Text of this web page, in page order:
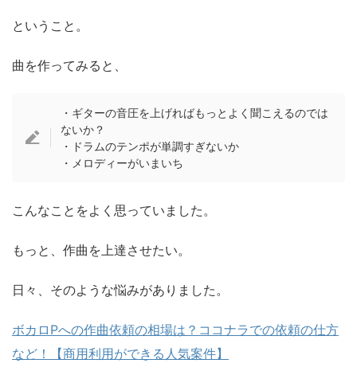
ということ。
曲を作ってみると、
・ギターの音圧を上げればもっとよく聞こえるのでは
ないか？
・ドラムのテンポが単調すぎないか
・メロディーがいまいち
こんなことをよく思っていました。
もっと、作曲を上達させたい。
日々、そのような悩みがありました。
ボカロPへの作曲依頼の相場は？ココナラでの依頼の仕方
など！【商用利用ができる人気案件】